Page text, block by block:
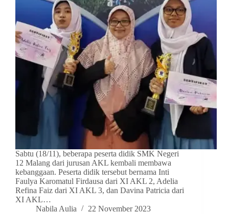
Sabtu (18/11), beberapa peserta didik SMK Negeri
12 Malang dari jurusan AKL kembali membawa
kebanggaan. Peserta didik tersebut bernama Inti
Faulya Karomatul Firdausa dari XI AKL 2, Adelia
Refina Faiz dari XI AKL 3, dan Davina Patricia dari
XI AKL…
Nabila Aulia
22 November 2023